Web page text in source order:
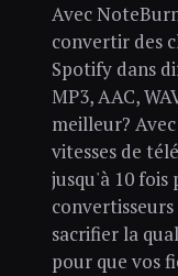
Avec
convertir des
Spotify dans
MP3, AAC,
meilleur?
vitesses de
jusqu'à 10 fois
sacrifier la
pour que vos